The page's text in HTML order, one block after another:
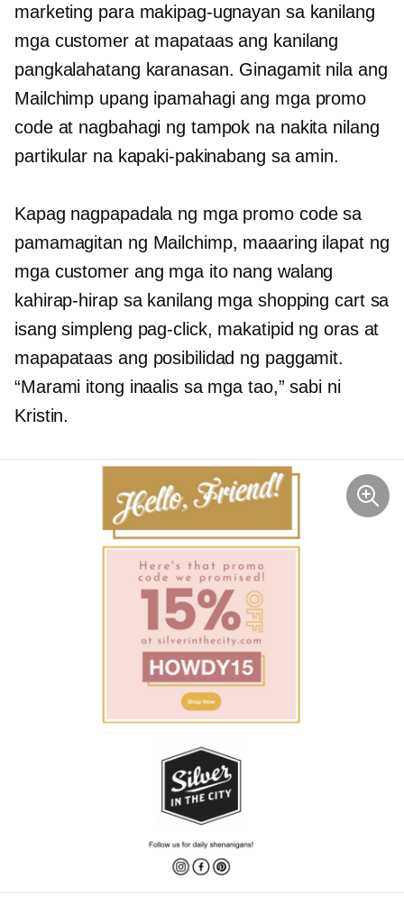
marketing para makipag-ugnayan sa kanilang
mga customer at mapataas ang kanilang
pangkalahatang karanasan. Ginagamit nila ang
Mailchimp upang ipamahagi ang mga promo
code at nagbahagi ng tampok na nakita nilang
partikular na kapaki-pakinabang sa amin.
Kapag nagpapadala ng mga promo code sa
pamamagitan ng Mailchimp, maaaring ilapat ng
mga customer ang mga ito nang walang
kahirap-hirap sa kanilang mga shopping cart sa
isang simpleng pag-click, makatipid ng oras at
mapapataas ang posibilidad ng paggamit.
“Marami itong inaalis sa mga tao,” sabi ni
Kristin.